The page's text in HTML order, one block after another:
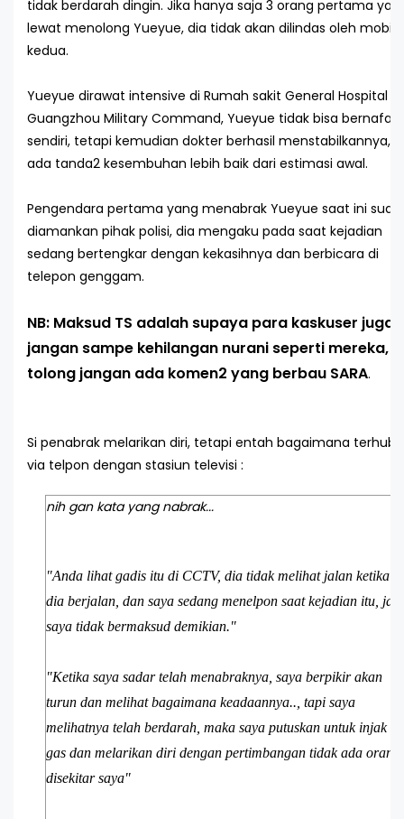
tidak berdarah dingin. Jika hanya saja 3 orang pertama
lewat menolong Yueyue, dia tidak akan dilindas oleh mobil
kedua.
Yueyue dirawat intensive di Rumah sakit General Hospital of
Guangzhou Military Command, Yueyue tidak bisa bernafas
sendiri, tetapi kemudian dokter berhasil menstabilkannya,
ada tanda2 kesembuhan lebih baik dari estimasi awal.
Pengendara pertama yang menabrak Yueyue saat ini
diamankan pihak polisi, dia mengaku pada saat kejadian
sedang bertengkar dengan kekasihnya dan berbicara di
telepon genggam.
NB: Maksud TS adalah supaya para kaskuser juga
jangan sampe kehilangan nurani seperti mereka,
tolong jangan ada komen2 yang berbau SARA.
Si penabrak melarikan diri, tetapi entah bagaimana
via telpon dengan stasiun televisi :
nih gan kata yang nabrak...
"Anda lihat gadis itu di CCTV, dia tidak melihat jalan ketika
dia berjalan, dan saya sedang menelpon saat kejadian itu, jadi
saya tidak bermaksud demikian."
"Ketika saya sadar telah menabraknya, saya berpikir akan
turun dan melihat bagaimana keadaannya.., tapi saya
melihatnya telah berdarah, maka saya putuskan untuk injak
gas dan melarikan diri dengan pertimbangan tidak ada orang
disekitar saya"